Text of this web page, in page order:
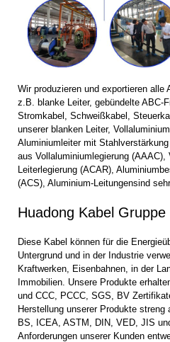
Wir produzieren und exportieren alle
z.B. blanke Leiter, gebündelte ABC-
Stromkabel, Schweißkabel,
unserer blanken Leiter,
Aluminiumleiter mit
aus Vollaluminiumlegierung (AAAC),
Leiterlegierung (ACAR),
(ACS), Aluminium-Leitungensind
Huadong Kabel Gruppe
Diese Kabel können für die
Untergrund und in der Industrie
Kraftwerken, Eisenbahnen, in der
Immobilien. Unsere Produkte
und CCC, PCCC, SGS, BV
Herstellung unserer Produkte streng
BS, ICEA, ASTM, DIN, VED, JIS
Anforderungen unserer Kunden